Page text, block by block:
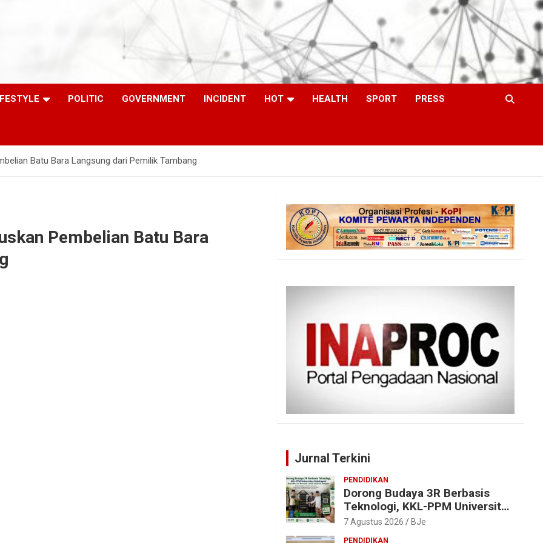
POLITIC GOVERNMENT INCIDENT HOT HEALTH SPORT PRESS
Batu Bara Langsung dari Pemilik Tambang
Pembelian Batu Bara
Jurnal Terkini
PENDIDIKAN
Dorong Budaya 3R Berbasis
Teknologi, KKL-PPM Universitas
Malahayati Kenalkan AI Barcode
7 Agustus 2026 BJe
PENDIDIKAN